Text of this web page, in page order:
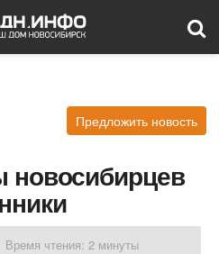
Предложить новость
Время чтения: 2 минуты